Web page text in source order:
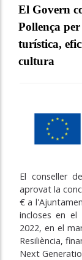
El Govern
Pollença
turística,
cultura
El conseller
aprovat la
€ a
incloses en el
2022, en el
Resiliència,
Next